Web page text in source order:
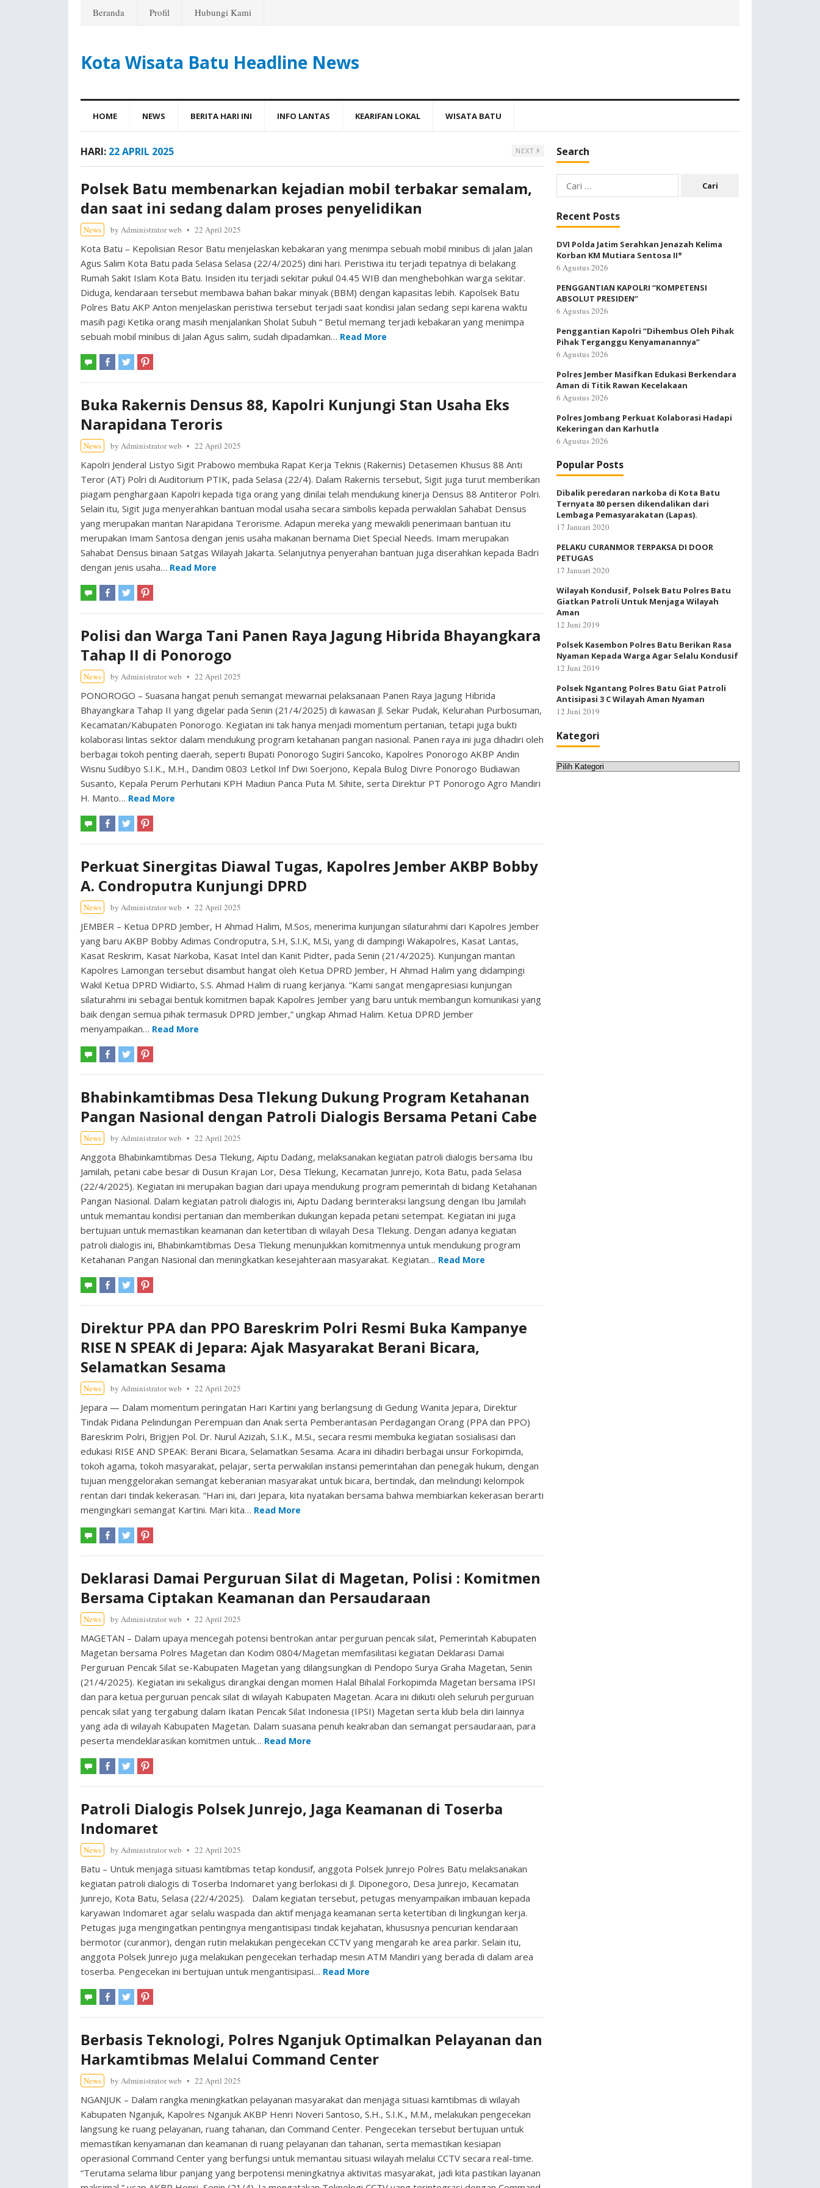
Beranda Profil Hubungi Kami
Kota Wisata Batu Headline News
HOME NEWS BERITA HARI INI INFO LANTAS KEARIFAN LOKAL WISATA BATU
HARI: 22 APRIL 2025 NEXT
Polsek Batu membenarkan kejadian mobil terbakar semalam,
dan saat ini sedang dalam proses penyelidikan
News by Administrator web 22 April 2025
Kota Batu – Kepolisian Resor Batu menjelaskan kebakaran yang menimpa sebuah mobil minibus di jalan Jalan
Agus Salim Kota Batu pada Selasa Selasa (22/4/2025) dini hari. Peristiwa itu terjadi tepatnya di belakang
Rumah Sakit Islam Kota Batu. Insiden itu terjadi sekitar pukul 04.45 WIB dan menghebohkan warga sekitar.
Diduga, kendaraan tersebut membawa bahan bakar minyak (BBM) dengan kapasitas lebih. Kapolsek Batu
Polres Batu AKP Anton menjelaskan peristiwa tersebut terjadi saat kondisi jalan sedang sepi karena waktu
masih pagi Ketika orang masih menjalankan Sholat Subuh “ Betul memang terjadi kebakaran yang menimpa
sebuah mobil minibus di Jalan Agus salim, sudah dipadamkan… Read More
Buka Rakernis Densus 88, Kapolri Kunjungi Stan Usaha Eks
Narapidana Teroris
News by Administrator web 22 April 2025
Kapolri Jenderal Listyo Sigit Prabowo membuka Rapat Kerja Teknis (Rakernis) Detasemen Khusus 88 Anti
Teror (AT) Polri di Auditorium PTIK, pada Selasa (22/4). Dalam Rakernis tersebut, Sigit juga turut memberikan
piagam penghargaan Kapolri kepada tiga orang yang dinilai telah mendukung kinerja Densus 88 Antiteror Polri.
Selain itu, Sigit juga menyerahkan bantuan modal usaha secara simbolis kepada perwakilan Sahabat Densus
yang merupakan mantan Narapidana Terorisme. Adapun mereka yang mewakili penerimaan bantuan itu
merupakan Imam Santosa dengan jenis usaha makanan bernama Diet Special Needs. Imam merupakan
Sahabat Densus binaan Satgas Wilayah Jakarta. Selanjutnya penyerahan bantuan juga diserahkan kepada Badri
dengan jenis usaha… Read More
Polisi dan Warga Tani Panen Raya Jagung Hibrida Bhayangkara
Tahap II di Ponorogo
News by Administrator web 22 April 2025
PONOROGO – Suasana hangat penuh semangat mewarnai pelaksanaan Panen Raya Jagung Hibrida
Bhayangkara Tahap II yang digelar pada Senin (21/4/2025) di kawasan Jl. Sekar Pudak, Kelurahan Purbosuman,
Kecamatan/Kabupaten Ponorogo. Kegiatan ini tak hanya menjadi momentum pertanian, tetapi juga bukti
kolaborasi lintas sektor dalam mendukung program ketahanan pangan nasional. Panen raya ini juga dihadiri oleh
berbagai tokoh penting daerah, seperti Bupati Ponorogo Sugiri Sancoko, Kapolres Ponorogo AKBP Andin
Wisnu Sudibyo S.I.K., M.H., Dandim 0803 Letkol Inf Dwi Soerjono, Kepala Bulog Divre Ponorogo Budiawan
Susanto, Kepala Perum Perhutani KPH Madiun Panca Puta M. Sihite, serta Direktur PT Ponorogo Agro Mandiri
H. Manto… Read More
Perkuat Sinergitas Diawal Tugas, Kapolres Jember AKBP Bobby
A. Condroputra Kunjungi DPRD
News by Administrator web 22 April 2025
JEMBER – Ketua DPRD Jember, H Ahmad Halim, M.Sos, menerima kunjungan silaturahmi dari Kapolres Jember
yang baru AKBP Bobby Adimas Condroputra, S.H, S.I.K, M.Si, yang di dampingi Wakapolres, Kasat Lantas,
Kasat Reskrim, Kasat Narkoba, Kasat Intel dan Kanit Pidter, pada Senin (21/4/2025). Kunjungan mantan
Kapolres Lamongan tersebut disambut hangat oleh Ketua DPRD Jember, H Ahmad Halim yang didampingi
Wakil Ketua DPRD Widiarto, S.S. Ahmad Halim di ruang kerjanya. “Kami sangat mengapresiasi kunjungan
silaturahmi ini sebagai bentuk komitmen bapak Kapolres Jember yang baru untuk membangun komunikasi yang
baik dengan semua pihak termasuk DPRD Jember,” ungkap Ahmad Halim. Ketua DPRD Jember
menyampaikan… Read More
Bhabinkamtibmas Desa Tlekung Dukung Program Ketahanan
Pangan Nasional dengan Patroli Dialogis Bersama Petani Cabe
News by Administrator web 22 April 2025
Anggota Bhabinkamtibmas Desa Tlekung, Aiptu Dadang, melaksanakan kegiatan patroli dialogis bersama Ibu
Jamilah, petani cabe besar di Dusun Krajan Lor, Desa Tlekung, Kecamatan Junrejo, Kota Batu, pada Selasa
(22/4/2025). Kegiatan ini merupakan bagian dari upaya mendukung program pemerintah di bidang Ketahanan
Pangan Nasional. Dalam kegiatan patroli dialogis ini, Aiptu Dadang berinteraksi langsung dengan Ibu Jamilah
untuk memantau kondisi pertanian dan memberikan dukungan kepada petani setempat. Kegiatan ini juga
bertujuan untuk memastikan keamanan dan ketertiban di wilayah Desa Tlekung. Dengan adanya kegiatan
patroli dialogis ini, Bhabinkamtibmas Desa Tlekung menunjukkan komitmennya untuk mendukung program
Ketahanan Pangan Nasional dan meningkatkan kesejahteraan masyarakat. Kegiatan… Read More
Direktur PPA dan PPO Bareskrim Polri Resmi Buka Kampanye
RISE N SPEAK di Jepara: Ajak Masyarakat Berani Bicara,
Selamatkan Sesama
News by Administrator web 22 April 2025
Jepara — Dalam momentum peringatan Hari Kartini yang berlangsung di Gedung Wanita Jepara, Direktur
Tindak Pidana Pelindungan Perempuan dan Anak serta Pemberantasan Perdagangan Orang (PPA dan PPO)
Bareskrim Polri, Brigjen Pol. Dr. Nurul Azizah, S.I.K., M.Si., secara resmi membuka kegiatan sosialisasi dan
edukasi RISE AND SPEAK: Berani Bicara, Selamatkan Sesama. Acara ini dihadiri berbagai unsur Forkopimda,
tokoh agama, tokoh masyarakat, pelajar, serta perwakilan instansi pemerintahan dan penegak hukum, dengan
tujuan menggelorakan semangat keberanian masyarakat untuk bicara, bertindak, dan melindungi kelompok
rentan dari tindak kekerasan. “Hari ini, dari Jepara, kita nyatakan bersama bahwa membiarkan kekerasan berarti
mengingkari semangat Kartini. Mari kita… Read More
Deklarasi Damai Perguruan Silat di Magetan, Polisi : Komitmen
Bersama Ciptakan Keamanan dan Persaudaraan
News by Administrator web 22 April 2025
MAGETAN – Dalam upaya mencegah potensi bentrokan antar perguruan pencak silat, Pemerintah Kabupaten
Magetan bersama Polres Magetan dan Kodim 0804/Magetan memfasilitasi kegiatan Deklarasi Damai
Perguruan Pencak Silat se-Kabupaten Magetan yang dilangsungkan di Pendopo Surya Graha Magetan, Senin
(21/4/2025). Kegiatan ini sekaligus dirangkai dengan momen Halal Bihalal Forkopimda Magetan bersama IPSI
dan para ketua perguruan pencak silat di wilayah Kabupaten Magetan. Acara ini diikuti oleh seluruh perguruan
pencak silat yang tergabung dalam Ikatan Pencak Silat Indonesia (IPSI) Magetan serta klub bela diri lainnya
yang ada di wilayah Kabupaten Magetan. Dalam suasana penuh keakraban dan semangat persaudaraan, para
peserta mendeklarasikan komitmen untuk… Read More
Patroli Dialogis Polsek Junrejo, Jaga Keamanan di Toserba
Indomaret
News by Administrator web 22 April 2025
Batu – Untuk menjaga situasi kamtibmas tetap kondusif, anggota Polsek Junrejo Polres Batu melaksanakan
kegiatan patroli dialogis di Toserba Indomaret yang berlokasi di Jl. Diponegoro, Desa Junrejo, Kecamatan
Junrejo, Kota Batu, Selasa (22/4/2025). Dalam kegiatan tersebut, petugas menyampaikan imbauan kepada
karyawan Indomaret agar selalu waspada dan aktif menjaga keamanan serta ketertiban di lingkungan kerja.
Petugas juga mengingatkan pentingnya mengantisipasi tindak kejahatan, khususnya pencurian kendaraan
bermotor (curanmor), dengan rutin melakukan pengecekan CCTV yang mengarah ke area parkir. Selain itu,
anggota Polsek Junrejo juga melakukan pengecekan terhadap mesin ATM Mandiri yang berada di dalam area
toserba. Pengecekan ini bertujuan untuk mengantisipasi… Read More
Berbasis Teknologi, Polres Nganjuk Optimalkan Pelayanan dan
Harkamtibmas Melalui Command Center
News by Administrator web 22 April 2025
NGANJUK – Dalam rangka meningkatkan pelayanan masyarakat dan menjaga situasi kamtibmas di wilayah
Kabupaten Nganjuk, Kapolres Nganjuk AKBP Henri Noveri Santoso, S.H., S.I.K., M.M., melakukan pengecekan
langsung ke ruang pelayanan, ruang tahanan, dan Command Center. Pengecekan tersebut bertujuan untuk
memastikan kenyamanan dan keamanan di ruang pelayanan dan tahanan, serta memastikan kesiapan
operasional Command Center yang berfungsi untuk memantau situasi wilayah melalui CCTV secara real-time.
“Terutama selama libur panjang yang berpotensi meningkatnya aktivitas masyarakat, jadi kita pastikan layanan
Search
Cari
untuk:
Recent Posts
DVI Polda Jatim Serahkan Jenazah Kelima
Korban KM Mutiara Sentosa II*
6 Agustus 2026
PENGGANTIAN KAPOLRI “KOMPETENSI
ABSOLUT PRESIDEN”
6 Agustus 2026
Penggantian Kapolri “Dihembus Oleh Pihak
Pihak Terganggu Kenyamanannya”
6 Agustus 2026
Polres Jember Masifkan Edukasi Berkendara
Aman di Titik Rawan Kecelakaan
6 Agustus 2026
Polres Jombang Perkuat Kolaborasi Hadapi
Kekeringan dan Karhutla
6 Agustus 2026
Popular Posts
Dibalik peredaran narkoba di Kota Batu
Ternyata 80 persen dikendalikan dari
Lembaga Pemasyarakatan (Lapas).
17 Januari 2020
PELAKU CURANMOR TERPAKSA DI DOOR
PETUGAS
17 Januari 2020
Wilayah Kondusif, Polsek Batu Polres Batu
Giatkan Patroli Untuk Menjaga Wilayah
Aman
12 Juni 2019
Polsek Kasembon Polres Batu Berikan Rasa
Nyaman Kepada Warga Agar Selalu Kondusif
12 Juni 2019
Polsek Ngantang Polres Batu Giat Patroli
Antisipasi 3 C Wilayah Aman Nyaman
12 Juni 2019
Kategori
Kategori